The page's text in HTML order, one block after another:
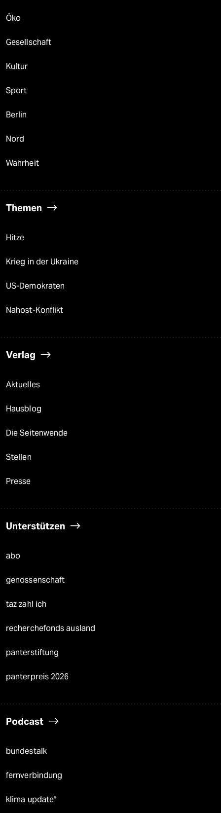
Öko
Gesellschaft
Kultur
Sport
Berlin
Nord
Wahrheit
Themen
Hitze
Krieg in der Ukraine
US-Demokraten
Nahost-Konflikt
Verlag
Aktuelles
Hausblog
Die Seitenwende
Stellen
Presse
Unterstützen
abo
genossenschaft
taz zahl ich
recherchefonds ausland
panterstiftung
panterpreis 2026
Podcast
bundestalk
fernverbindung
klima update°